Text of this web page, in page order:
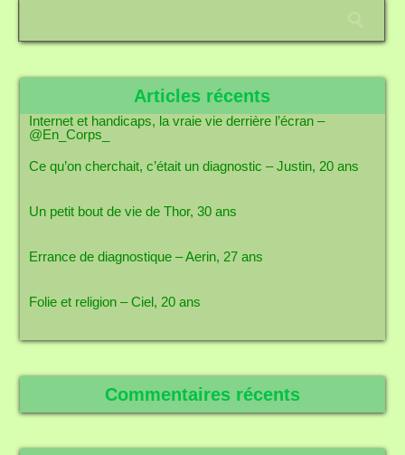
Articles récents
Internet et handicaps, la vraie vie derrière l’écran –
@En_Corps_
Ce qu’on cherchait, c’était un diagnostic – Justin, 20 ans
Un petit bout de vie de Thor, 30 ans
Errance de diagnostique – Aerin, 27 ans
Folie et religion – Ciel, 20 ans
Commentaires récents